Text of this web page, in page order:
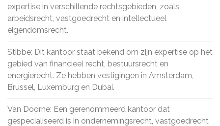
expertise in verschillende rechtsgebieden, zoals
arbeidsrecht, vastgoedrecht en intellectueel
eigendomsrecht.
Stibbe: Dit kantoor staat bekend om zijn expertise op het
gebied van financieel recht, bestuursrecht en
energierecht. Ze hebben vestigingen in Amsterdam,
Brussel, Luxemburg en Dubai.
Van Doorne: Een gerenommeerd kantoor dat
gespecialiseerd is in ondernemingsrecht, vastgoedrecht